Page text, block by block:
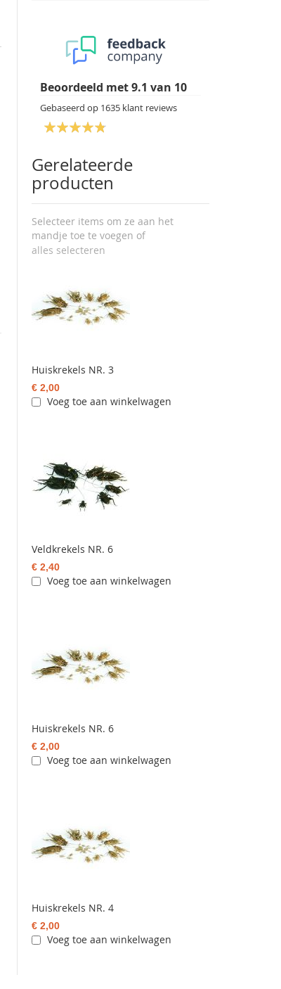
Beoordeeld met9.1 van 10
Gebaseerd op 1635 klant reviews
Gerelateerde
producten
Selecteer items om ze aan het
mandje toe te voegen of
alles selecteren
Huiskrekels NR. 3
€ 2,00
Voeg toe aan winkelwagen
Veldkrekels NR. 6
€ 2,40
Voeg toe aan winkelwagen
Huiskrekels NR. 6
€ 2,00
Voeg toe aan winkelwagen
Huiskrekels NR. 4
€ 2,00
Voeg toe aan winkelwagen